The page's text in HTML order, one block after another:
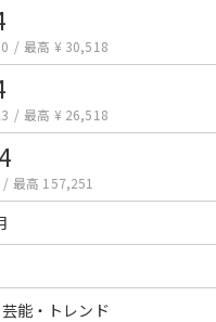
/ 最高 ¥ 30,518
/ 最高 ¥ 26,518
/ 最高 157,251
能・トレンド